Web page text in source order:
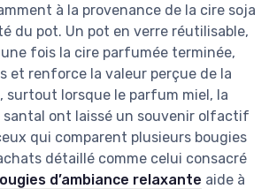
à la provenance de la cire soja
du pot. Un pot en verre réutilisable,
fois la cire parfumée terminée,
et renforce la valeur perçue de la
surtout lorsque le parfum miel, la
santal ont laissé un souvenir olfactif
qui comparent plusieurs bougies
détaillé comme celui consacré
d’ambiance relaxante aide à